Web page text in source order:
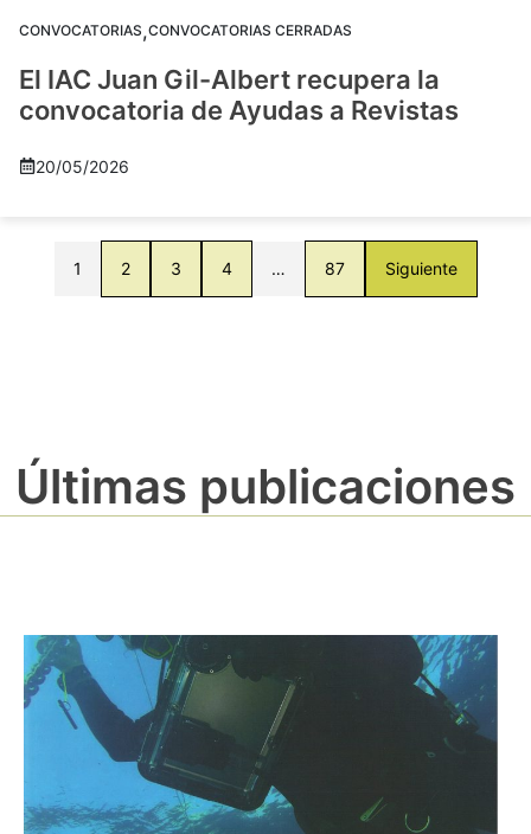
CONVOCATORIAS,CONVOCATORIAS CERRADAS
El IAC Juan Gil-Albert recupera la
convocatoria de Ayudas a Revistas
20/05/2026
1 2 3 4 … 87 Siguiente
Últimas publicaciones